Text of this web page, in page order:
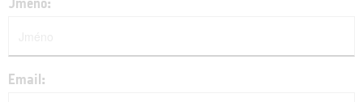
Email: